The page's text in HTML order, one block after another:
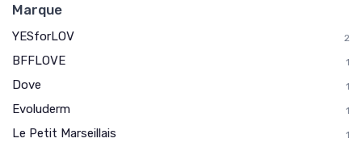
Marque
YESforLOV 2
BFFLOVE 1
Dove 1
Evoluderm 1
Le Petit Marseillais 1